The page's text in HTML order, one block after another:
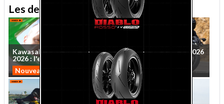
Les derniers essais MNC
KawasakiNinja ZX-10R
2026: l'essai
Nouveautés 2026
EssaiKawasakiZ650S 2026
:le roadster
Nouveautés 2026